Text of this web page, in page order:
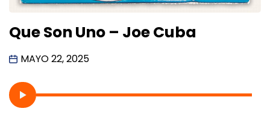
Que Son Uno – Joe Cuba
MAYO 22, 2025